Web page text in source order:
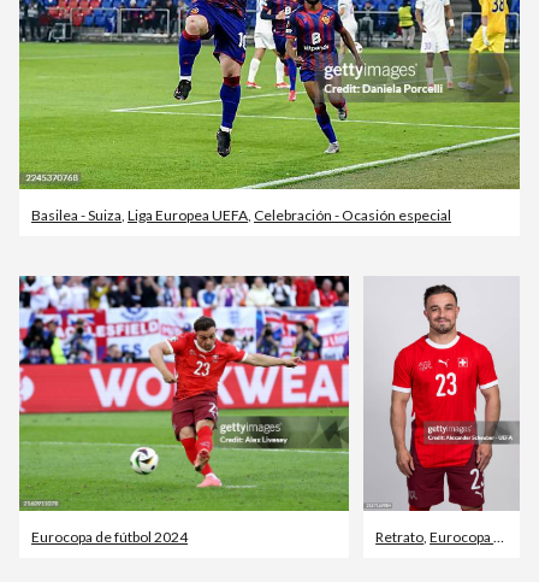
Basilea - Suiza, Liga Europea UEFA, Celebración - Ocasión especial
Eurocopa de fútbol 2024 Retrato ,Eurocopa de fútbol 2024